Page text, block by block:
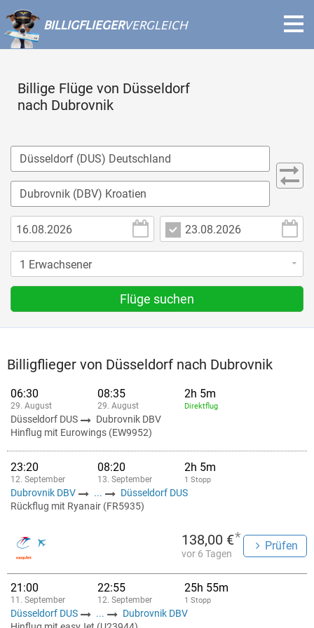
BILLIGFLIEGERVERGLEICH
Billige Flüge von Düsseldorf
nach Dubrovnik
Flüge suchen
Billigflieger von Düsseldorf nach Dubrovnik
06:30
29. August
08:35
29. August
2h 5m
Direktflug
Düsseldorf DUS
Dubrovnik DBV
Hinflug mit Eurowings (EW9952)
23:20
12. September
08:20
13. September
2h 5m
1 Stopp
Dubrovnik DBV ...
Düsseldorf DUS
Rückflug mit Ryanair (FR5935)
138,00 €*
vor 6 Tagen
Prüfen
21:00
11. September
22:55
12. September
25h 55m
1 Stopp
Düsseldorf DUS ...
Dubrovnik DBV